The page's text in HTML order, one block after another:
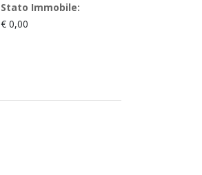
Stato Immobile:
€ 0,00